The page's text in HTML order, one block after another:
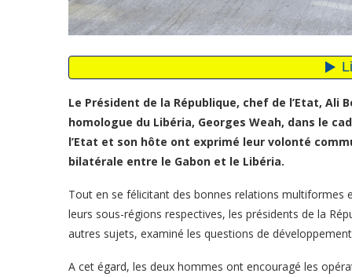
Le Président de la République, chef de l’Etat, Ali
homologue du Libéria, Georges Weah, dans le
l’Etat et son hôte ont exprimé leur volonté
bilatérale entre le Gabon et le Libéria.
Tout en se félicitant des bonnes relations multiformes
leurs sous-régions respectives, les présidents de la
autres sujets, examiné les questions de
A cet égard, les deux hommes ont encouragé les